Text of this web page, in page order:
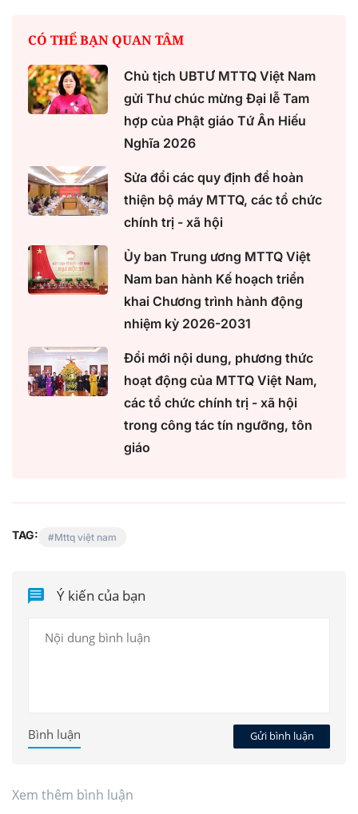
CÓ THỂ BẠN QUAN TÂM
Chủ tịch UBTƯ MTTQ Việt Nam
gửi Thư chúc mừng Đại lễ Tam
hợp của Phật giáo Tứ Ân Hiếu
Nghĩa 2026
Sửa đổi các quy định để hoàn
thiện bộ máy MTTQ, các tổ chức
chính trị - xã hội
Ủy ban Trung ương MTTQ Việt
Nam ban hành Kế hoạch triển
khai Chương trình hành động
nhiệm kỳ 2026-2031
Đổi mới nội dung, phương thức
hoạt động của MTTQ Việt Nam,
các tổ chức chính trị - xã hội
trong công tác tín ngưỡng, tôn
giáo
TAG: Mttq việt nam
Ý kiến của bạn
Gửi bình luận
Bình luận
Xem thêm bình luận